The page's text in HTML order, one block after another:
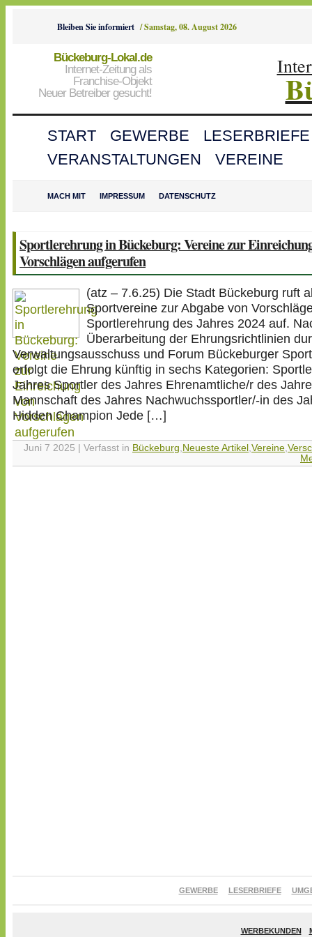
Bleiben Sie informiert /Samstag, 08. August 2026
Bückeburg-Lokal.de
Internet-Zeitung als
Franchise-Objekt
Neuer Betreiber gesucht!
START GEWERBE
LESERBRIEFE
VERANSTALTUNGEN
VEREINE
MACH MIT IMPRESSUM DATENSCHUTZ
Sportlerehrung in Bückeburg: Vereine zur
Vorschlägen aufgerufen
(atz – 7.6.25) Die Stadt Bückeburg ruft
Sportvereine zur Abgabe von
Sportlerehrung des Jahres 2024 auf.
Überarbeitung der Ehrungsrichtlinien
Verwaltungsausschuss und Forum Bückeburger
erfolgt die Ehrung künftig in sechs Kategorien:
Jahres Sportler des Jahres Ehrenamtliche/r des
Mannschaft des Jahres Nachwuchssportler/-in des
Hidden Champion Jede […]
Juni 7 2025 | Verfasst in Bückeburg, Neueste Artikel ,Vereine,
GEWERBE LESERBRIEFE
WERBEKUNDEN